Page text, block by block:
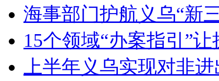
海事部门护航义乌“新
15个领域“办案指引”
上半年义乌实现对非